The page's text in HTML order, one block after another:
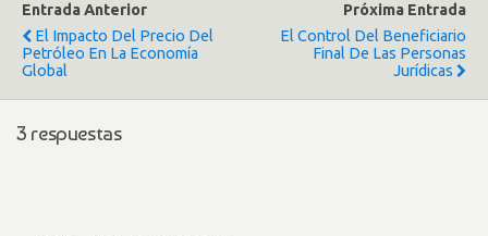
Entrada Anterior
El Impacto Del Precio Del
Petróleo En La Economía
Global
Próxima Entrada
El Control Del Beneficiario
Final De Las Personas
Jurídicas
3 respuestas